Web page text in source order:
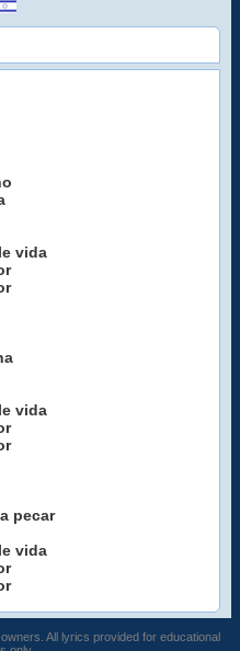
vida
vida
pecar
vida
All lyrics provided for educational